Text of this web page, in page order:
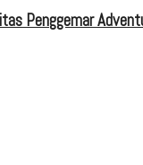
Penggemar